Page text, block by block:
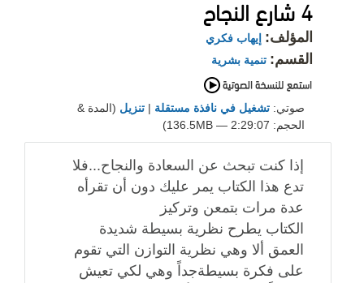
4 شارع النجاح
المؤلف: إيهاب فكري
القسم: تنمية بشرية
صوتي: تشغيل في نافذة مستقلة | تنزيل (المدة &
الحجم: 2:29:07 — 136.5MB)
إذا كنت تبحث عن السعادة والنجاح...فلا
تدع هذا الكتاب يمر عليك دون أن تقرأه
عدة مرات بتمعن وتركيز
الكتاب يطرح نظرية بسيطة شديدة
العمق ألا وهي نظرية التوازن التي تقوم
على فكرة بسيطةجداً وهي لكي تعيش